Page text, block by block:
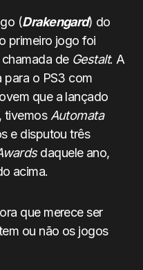
(Drakengard) do
primeiro jogo foi
de Gestalt. A
o PS3 com
que a lançado
tivemos Automata
e disputou três
daquele ano,
acima.
que merece ser
ou não os jogos